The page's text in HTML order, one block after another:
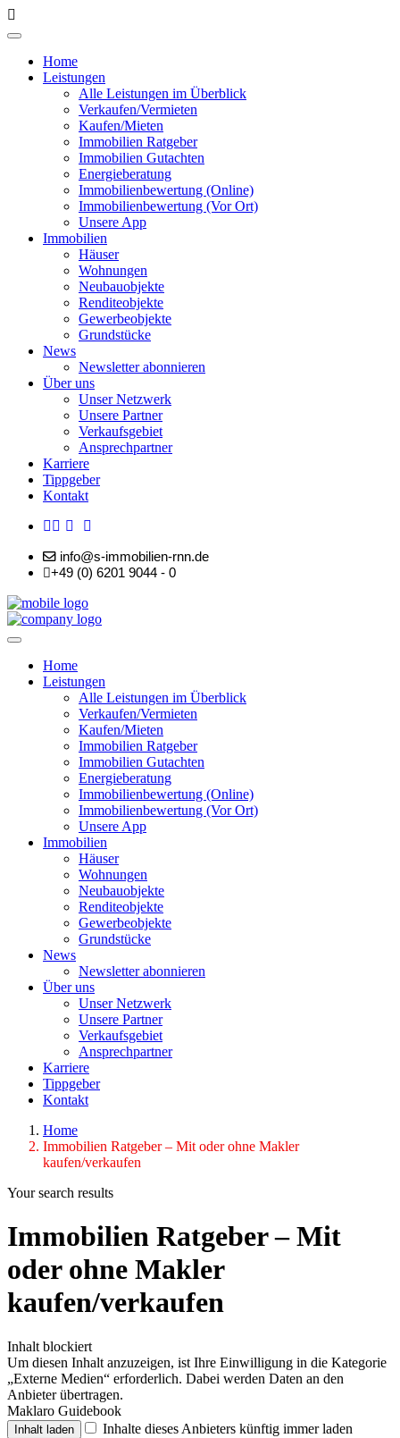
Home
Leistungen
Alle Leistungen im Überblick
Verkaufen/Vermieten
Kaufen/Mieten
Immobilien Ratgeber
Immobilien Gutachten
Energieberatung
Immobilienbewertung (Online)
Immobilienbewertung (Vor Ort)
Unsere App
Immobilien
Häuser
Wohnungen
Neubauobjekte
Renditeobjekte
Gewerbeobjekte
Grundstücke
News
Newsletter abonnieren
Über uns
Unser Netzwerk
Unsere Partner
Verkaufsgebiet
Ansprechpartner
Karriere
Tippgeber
Kontakt
info@s-immobilien-rnn.de
+49 (0) 6201 9044 - 0
Home
Leistungen
Alle Leistungen im Überblick
Verkaufen/Vermieten
Kaufen/Mieten
Immobilien Ratgeber
Immobilien Gutachten
Energieberatung
Immobilienbewertung (Online)
Immobilienbewertung (Vor Ort)
Unsere App
Immobilien
Häuser
Wohnungen
Neubauobjekte
Renditeobjekte
Gewerbeobjekte
Grundstücke
News
Newsletter abonnieren
Über uns
Unser Netzwerk
Unsere Partner
Verkaufsgebiet
Ansprechpartner
Karriere
Tippgeber
Kontakt
Home
Immobilien Ratgeber – Mit oder ohne Makler
kaufen/verkaufen
Your search results
Immobilien Ratgeber – Mit
oder ohne Makler
kaufen/verkaufen
Inhalt blockiert
Um diesen Inhalt anzuzeigen, ist Ihre Einwilligung in die Kategorie
„Externe Medien“ erforderlich. Dabei werden Daten an den
Anbieter übertragen.
Maklaro Guidebook
Inhalt laden Inhalte dieses Anbieters künftig immer laden